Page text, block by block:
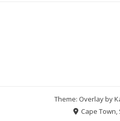
Theme: Overlay by
Cape